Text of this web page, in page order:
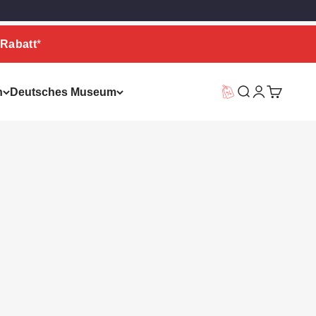
*
Deutsches Museum Vorteilswelt
Suche